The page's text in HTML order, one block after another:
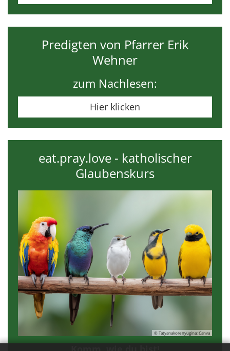
Predigten von Pfarrer Erik
Wehner
zum Nachlesen:
Hier klicken
eat.pray.love - katholischer
Glaubenskurs
© Tatyanakorenyugina; Canva